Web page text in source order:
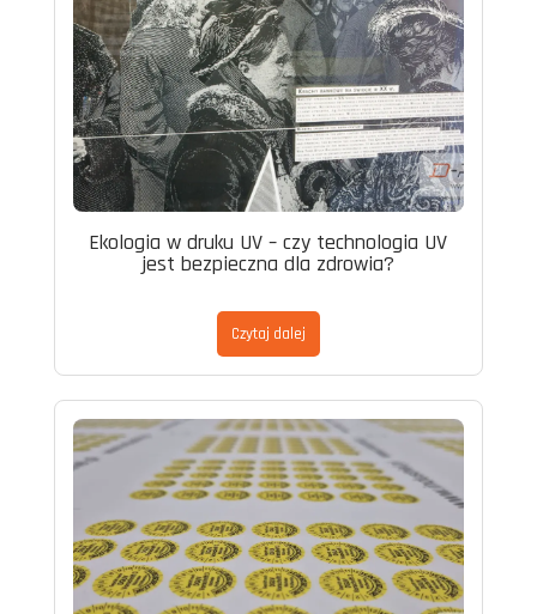
Ekologia w druku UV – czy technologia UV
jest bezpieczna dla zdrowia?
Czytaj dalej